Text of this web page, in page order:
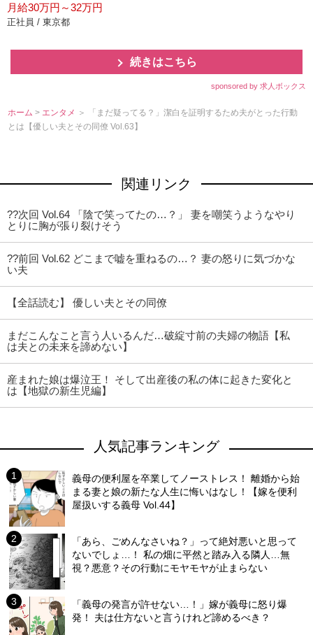
月給30万円～32万円
正社員 / 東京都
続きはこちら
sponsored by 求人ボックス
ホーム > エンタメ ＞ 「まだ疑ってる？」潔白を証明するため夫がとった行動
とは【優しい夫とその同僚 Vol.63】
関連リンク
??次回 Vol.64 「陰で笑ってたの…？」 妻を嘲笑うようなやり
とりに胸が張り裂けそう
??前回 Vol.62 どこまで嘘を重ねるの…？ 妻の怒りに気づかな
い夫
【全話読む】 優しい夫とその同僚
まだこんなこと言う人いるんだ…破綻寸前の夫婦の物語【私
は夫との未来を諦めない】
産まれた娘は爆泣王！ そして出産後の私の体に起きた変化と
は【地獄の新生児編】
人気記事ランキング
義母の便利屋を卒業してノーストレス！ 離婚から始
まる妻と娘の新たな人生に悔いはなし！【嫁を便利
屋扱いする義母 Vol.44】
「あら、ごめんなさいね？」って絶対悪いと思って
ないでしょ…！ 私の畑に平然と踏み入る隣人…無
視？悪意？その行動にモヤモヤが止まらない
「義母の発言が許せない…！」嫁が義母に怒り爆
発！ 夫は仕方ないと言うけれど諦めるべき？